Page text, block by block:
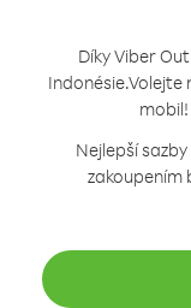
Díky Viber
Indonésie.Volejte
mobil!
Nejlepší
zakoupením